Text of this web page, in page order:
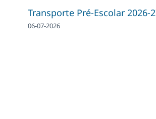
Transporte Pré-Escolar 2026-
06-07-2026